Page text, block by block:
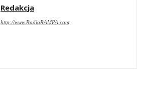
Redakcja
http://www.RadioRAMPA.com